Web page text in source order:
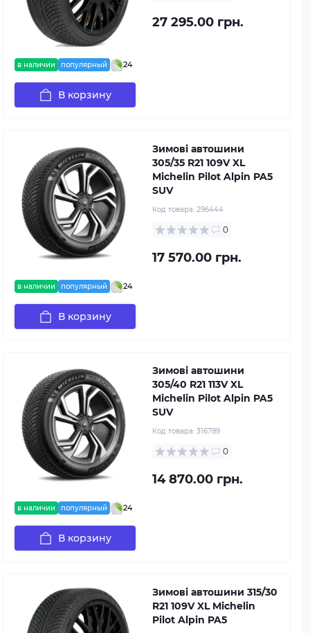
в наличии популярный 24
27 295.00 грн.
В корзину
в наличии популярный 24
Зимові автошини
305/35 R21 109V XL
Michelin Pilot Alpin PA5
SUV
Код товара: 296444
0
17 570.00 грн.
В корзину
в наличии популярный 24
Зимові автошини
305/40 R21 113V XL
Michelin Pilot Alpin PA5
SUV
Код товара: 316789
0
14 870.00 грн.
В корзину
Зимові автошини 315/30
R21 109V XL Michelin
Pilot Alpin PA5